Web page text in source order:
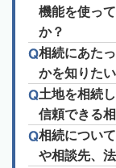
機能を使っ
か？
相続にあた
かを知りたい
土地を相続
信頼できる
相続につい
や相談先、